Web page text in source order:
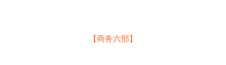
【商务六部】